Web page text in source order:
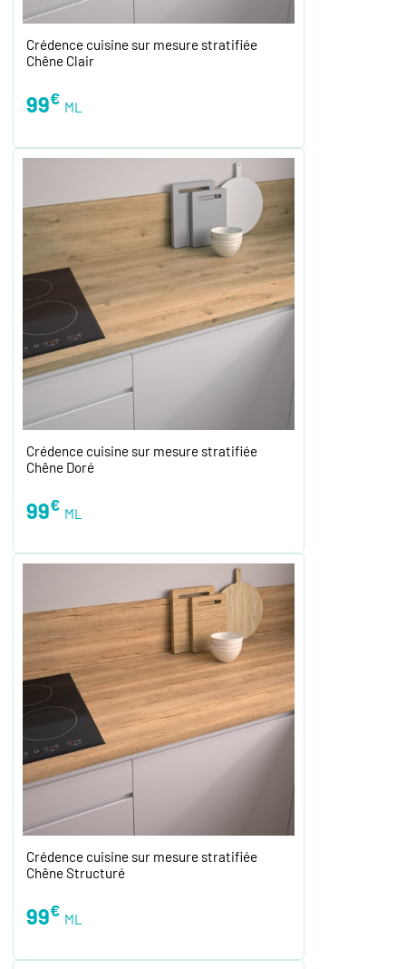
Crédence cuisine sur mesure stratifiée
Chêne Clair
99€ ML
Crédence cuisine sur mesure stratifiée
Chêne Doré
99€ ML
Crédence cuisine sur mesure stratifiée
Chêne Structuré
99€ ML